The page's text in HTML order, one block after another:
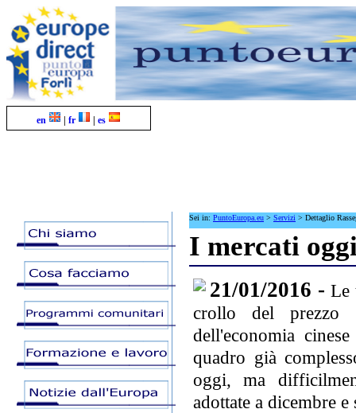
en | fr | es
Sei in: PuntoEuropa.eu > Servizi > Dettaglio
I mercati
21/01/2016 -Le
crollo del prezzo
dell'economia
quadro già
oggi, ma
adottate a dicembre